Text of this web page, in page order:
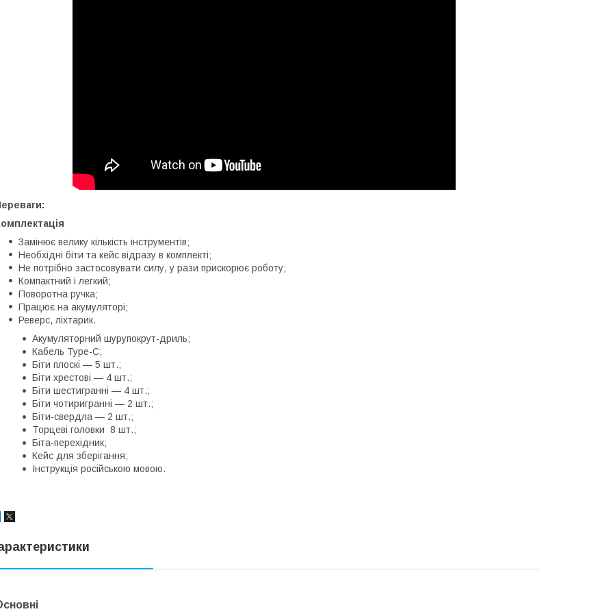
Замінює велику кількість інструментів;
Необхідні біти та кейс відразу в комплекті;
Не потрібно застосовувати силу, у рази прискорює роботу;
Компактний і легкий;
Поворотна ручка;
Працює на акумуляторі;
Реверс, ліхтарик.
Акумуляторний шурупокрут-дриль;
Кабель Type-C;
Біти плоскі — 5 шт.;
Біти хрестові — 4 шт.;
Біти шестигранні — 4 шт.;
Біти чотиригранні — 2 шт.;
Біти-свердла — 2 шт.;
Торцеві головки 8 шт.;
Біта-перехідник;
Кейс для зберігання;
Інструкція російською мовою.